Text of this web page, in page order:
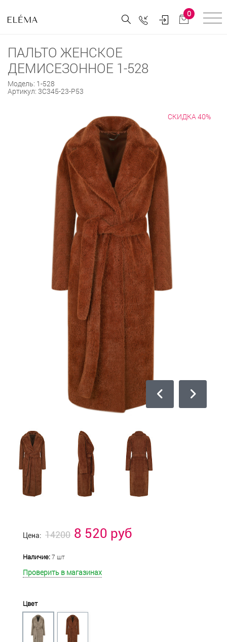
0
ПАЛЬТО ЖЕНСКОЕ
ДЕМИСЕЗОННОЕ 1-528
Модель: 1-528
Артикул: 3С345-23-Р53
СКИДКА 40%
Цена: 14200 8 520 руб
Наличие:7 шт
Проверить в магазинах
Цвет